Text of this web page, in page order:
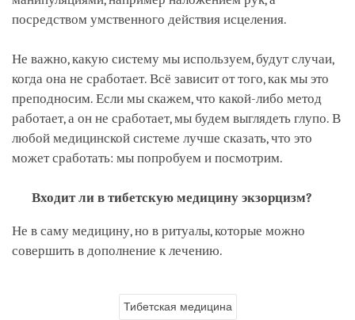
посредством умственного действия исцеления.
Не важно, какую систему мы используем, будут случаи,
когда она не сработает. Всё зависит от того, как мы это
преподносим. Если мы скажем, что какой-либо метод
работает, а он не сработает, мы будем выглядеть глупо. В
любой медицинской системе лучше сказать, что это
может сработать: мы попробуем и посмотрим.
Входит ли в тибетскую медицину экзорцизм?
Не в саму медицину, но в ритуалы, которые можно
совершить в дополнение к лечению.
Тибетская медицина